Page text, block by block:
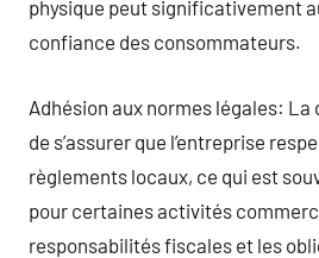
physique peut significativement
confiance des consommateurs.
Adhésion aux normes légales:
de s’assurer que l’entreprise
règlements locaux, ce qui est
pour certaines activités
responsabilités fiscales et les